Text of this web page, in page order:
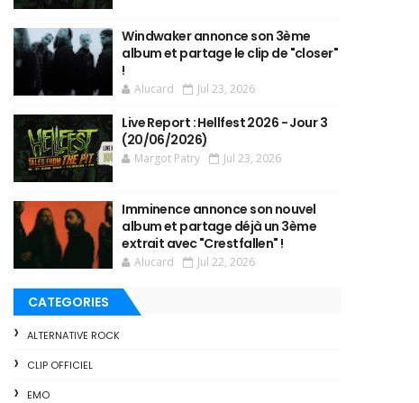
Windwaker annonce son 3ème
album et partage le clip de "closer"
!
Alucard Jul 23, 2026
Live Report : Hellfest 2026 - Jour 3
(20/06/2026)
Margot Patry Jul 23, 2026
Imminence annonce son nouvel
album et partage déjà un 3ème
extrait avec "Crestfallen" !
Alucard Jul 22, 2026
CATEGORIES
ALTERNATIVE ROCK
CLIP OFFICIEL
EMO